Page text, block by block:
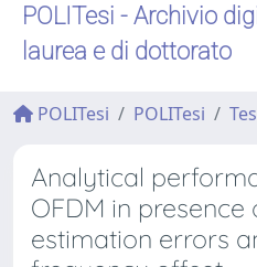
POLITesi - Archivio
laurea e di dottorato
POLITesi POLITesi
Analytical
OFDM in presence
estimation errors